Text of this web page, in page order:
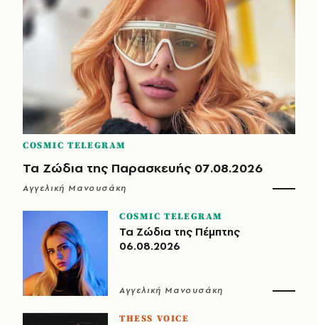
COSMIC TELEGRAM
Τα Ζώδια της Παρασκευής 07.08.2026
Αγγελική Μανουσάκη
COSMIC TELEGRAM
Τα Ζώδια της Πέμπτης
06.08.2026
Αγγελική Μανουσάκη
THESS VOICE